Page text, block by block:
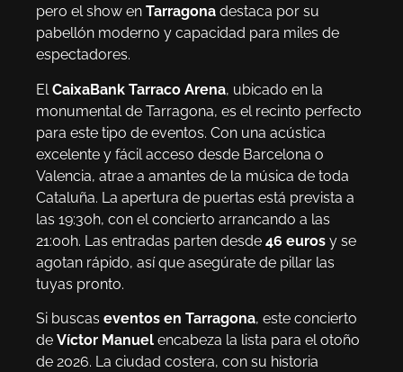
pero el show en Tarragona destaca por su
pabellón moderno y capacidad para miles de
espectadores.
ElCaixaBank Tarraco Arena, ubicado en la
monumental de Tarragona, es el recinto perfecto
para este tipo de eventos. Con una acústica
excelente y fácil acceso desde Barcelona o
Valencia, atrae a amantes de la música de toda
Cataluña. La apertura de puertas está prevista a
las 19:30h, con el concierto arrancando a las
21:00h. Las entradas parten desde 46 euros y se
agotan rápido, así que asegúrate de pillar las
tuyas pronto.
Si buscas eventos en Tarragona, este concierto
de Víctor Manuel encabeza la lista para el otoño
de 2026. La ciudad costera, con su historia